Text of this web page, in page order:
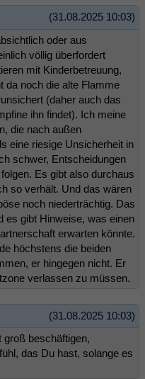
(31.08.2025 10:03)
oder aus
völlig überfordert
mit Kinderbetreuung,
da noch die alte Flamme
(daher auch das
ihn findet). Ich meine
die nach außen
eine riesige Unsicherheit in
schwer, Entscheidungen
Es gibt also durchaus
so verhält. Und das wären
noch niederträchtig. Das
es gibt Hinweise, was einen
erwarten könnte.
höchstens die beiden
er hingegen nicht. Er
verlassen zu müssen.
(31.08.2025 10:03)
beschäftigen,
das Du hast, solange es